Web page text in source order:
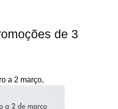
de 3
a 2 março,